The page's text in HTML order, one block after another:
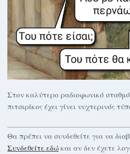
Στον καλύτερο ραδιοφωνικό
πιτσιρίκος έχει γίνει νυχτερινός
Θα πρέπει να συνδεθείτε για να
Συνδεθείτε εδώ και αν δεν έχετε